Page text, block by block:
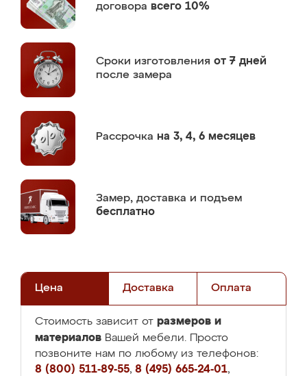
договора всего 10%
Сроки изготовления от 7 дней
после замера
Рассрочка на 3, 4, 6 месяцев
Замер, доставка и подъем
бесплатно
Цена Доставка Оплата
Стоимость зависит от размеров и
материалов Вашей мебели. Просто
позвоните нам по любому из телефонов:
8 (800) 511-89-55, 8 (495) 665-24-01,